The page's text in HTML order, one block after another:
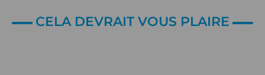
CELA DEVRAIT VOUS PLAIRE